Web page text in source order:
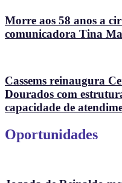
Morre aos 58 anos a
comunicadora Tina
Cassems reinaugura
Dourados com
capacidade de
Oportunidades